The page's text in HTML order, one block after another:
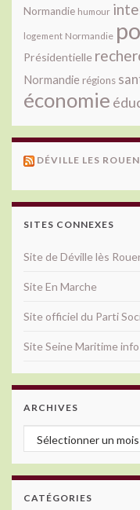
Normandie humour
logement Normandie
Présidentielle
Normandie régions
économie
DÉVILLE LES ROUEN
SITES CONNEXES
Site de Déville lès
Site En Marche
Site officiel du Parti
Site Seine Maritime info
ARCHIVES
Archives
CATÉGORIES